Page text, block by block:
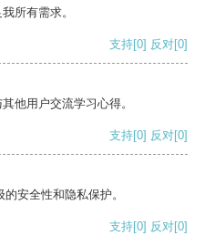
所有需求。
支持[0] 反对[0]
他用户交流学习心得。
支持[0] 反对[0]
安全性和隐私保护。
支持[0] 反对[0]